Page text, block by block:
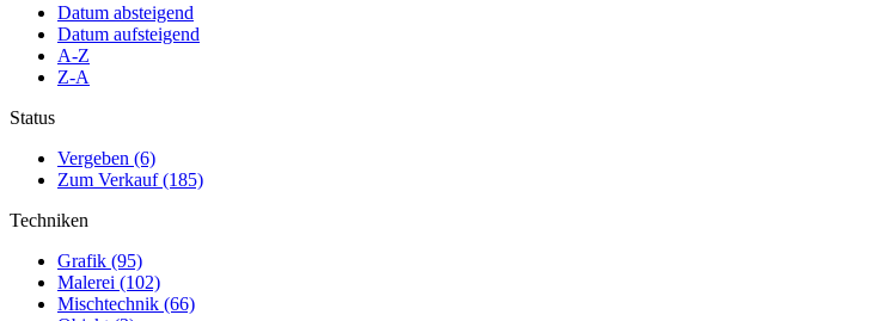
Datum absteigend
Datum aufsteigend
A-Z
Z-A
Status
Vergeben (6)
Zum Verkauf (185)
Techniken
Grafik (95)
Malerei (102)
Mischtechnik (66)